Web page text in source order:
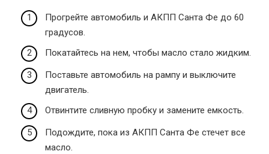
Прогрейте автомобиль и АКПП Санта Фе до 60
градусов.
Покатайтесь на нем, чтобы масло стало жидким.
Поставьте автомобиль на рампу и выключите
двигатель.
Отвинтите сливную пробку и замените емкость.
Подождите, пока из АКПП Санта Фе стечет все
масло.